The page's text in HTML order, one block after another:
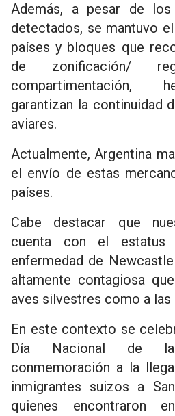
Además, a pesar de los
detectados, se mantuvo
países y bloques que
de zonificación/
compartimentación,
garantizan la continuidad
aviares.
Actualmente, Argentina
el envío de estas
países.
Cabe destacar que
cuenta con el
enfermedad de
altamente contagiosa
aves silvestres como a
En este contexto se
Día Nacional de
conmemoración a la
inmigrantes suizos a
quienes encontraron